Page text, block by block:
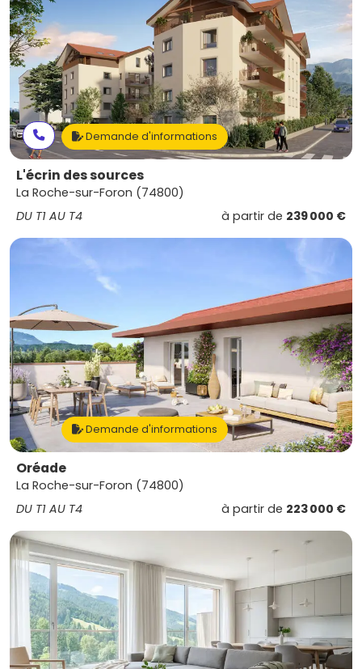
Demande d'informations
L'écrin des sources
La Roche-sur-Foron (74800)
DU T1 AU T4
à partir de 239 000 €
Demande d'informations
Oréade
La Roche-sur-Foron (74800)
DU T1 AU T4
à partir de 223 000 €